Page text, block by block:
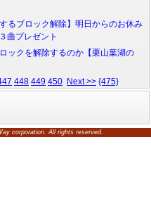
るブロック解除】明日からのお休み
曲プレゼント
ックを解除するのか【栗山葉湖の
448 449 450 Next >> {475}
corporation. All rights reserved.